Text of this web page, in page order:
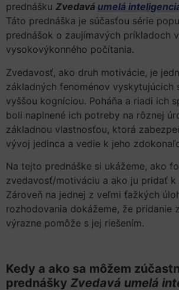
prednášku Zvedavá umelá
Táto prednáška je súčasťou série
prednášok o zaujímavých príkladoch
vysokovýkonného počítania.
Zvedavosť, ako druh motivácie, je
základných fenoménov vyskytujúcich
vyššou kogníciou. Poháňa a riadi ich
boli naplnené ich potreby na rôznej
základnou vlastnosťou, ktorá
vývoj jedinca a vedie k jeho
Na tejto prednáške si ukážeme, ako
zvedavosť/motiváciu a ako ju pridať k
Zároveň na jednej z veľmi ťažkých
rozhodovania dokážeme, že pridanie
výrazne pomôže s jej riešením.
Kedy a ako sa môžem
prednášky Zvedavá umelá